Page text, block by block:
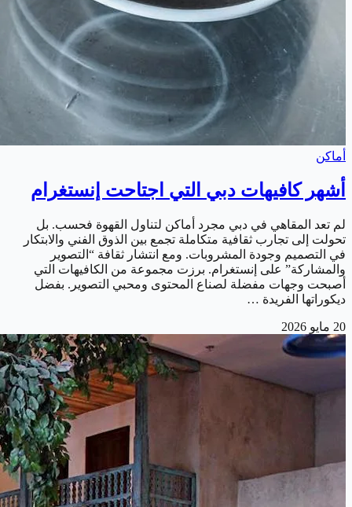
أماكن
أشهر كافيهات دبي التي اجتاحت إنستغرام
لم تعد المقاهي في دبي مجرد أماكن لتناول القهوة فحسب. بل
تحولت إلى تجارب ثقافية متكاملة تجمع بين الذوق الفني والابتكار
في التصميم وجودة المشروبات. ومع انتشار ثقافة “التصوير
والمشاركة” على إنستغرام. برزت مجموعة من الكافيهات التي
أصبحت وجهات مفضلة لصناع المحتوى ومحبي التصوير. بفضل
ديكوراتها الفريدة …
20 مايو 2026